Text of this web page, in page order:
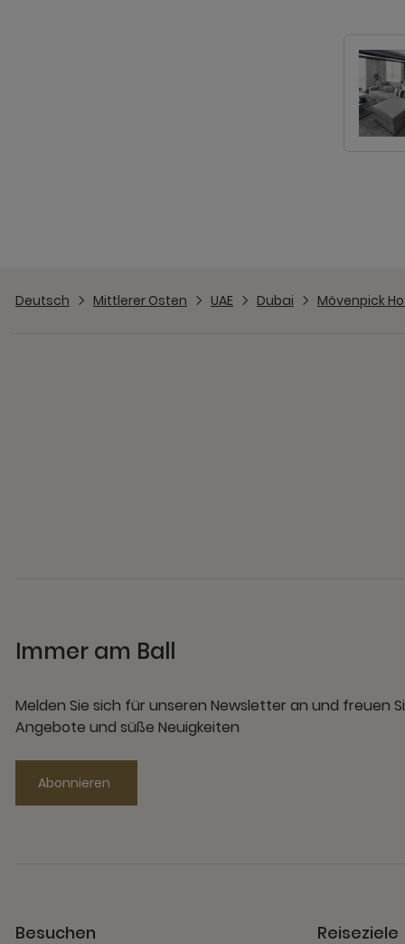
Deutsch Mittlerer Osten UAE Dubai Mövenpick
Immer am Ball
Melden Sie sich für unseren Newsletter an und freuen
Angebote und süße Neuigkeiten
Abonnieren
Besuchen Reiseziele